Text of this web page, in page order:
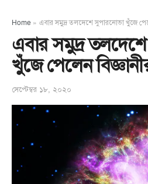
Home » এবার সমুদ্র তলদেশে সুপারনোভা খুঁজে
এবার সমুদ্র
খুঁজে পেলেন
সেপ্টেম্বর ১৮, ২০২০